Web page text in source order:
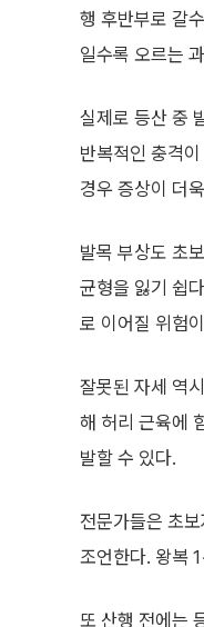
행 후반부로 갈
일수록 오르는
실제로 등산 중
반복적인 충격
경우 증상이 더
발목 부상도 초
균형을 잃기 쉽
로 이어질 위험
잘못된 자세 역
해 허리 근육에
발할 수 있다.
전문가들은 초
조언한다. 왕복
또 산행 전에는